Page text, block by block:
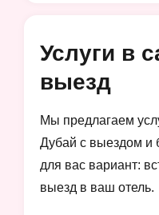
Услуги в
выезд
Мы предлагаем
Дубай с выездом и
для вас вариант:
выезд в ваш отель.